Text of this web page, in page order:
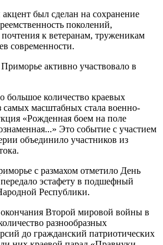
был сделан на сохранение
поколений,
к ветеранам, труженикам
современности.
активно участвовало в
большое количество краевых
масштабных стала военно-
«Рожденная боем на поле
Это событие с участием
объединило участников из
с размахом отметило День
эстафету в подшефный
Республики.
Второй мировой войны в
разнообразных
до гражданский патриотических